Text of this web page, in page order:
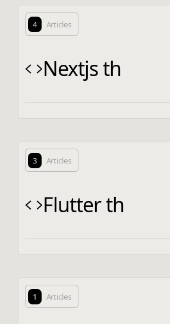
4 Articles
Nextjs th
3 Articles
Flutter th
1 Articles